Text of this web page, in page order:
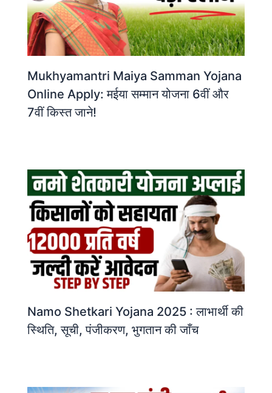
Mukhyamantri Maiya Samman Yojana
Online Apply: मईया सम्मान योजना 6वीं और
7वीं किस्त जाने!
Namo Shetkari Yojana 2025 : लाभार्थी की
स्थिति, सूची, पंजीकरण, भुगतान की जाँच